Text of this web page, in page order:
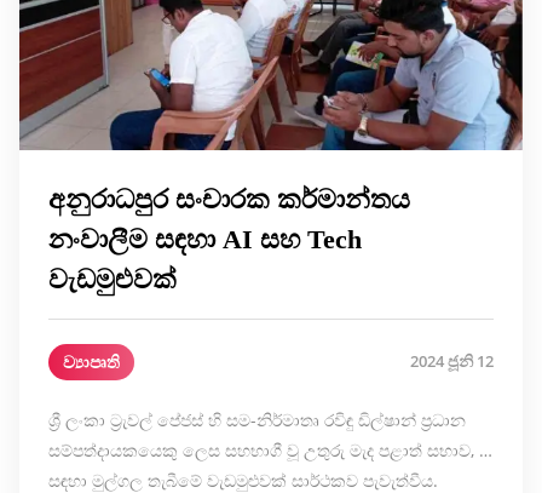
අනුරාධපුර සංචාරක කර්මාන්තය
නංවාලීම සඳහා AI සහ Tech
වැඩමුළුවක්
ව්‍යාපෘති 2024 ජූනි 12
ශ්‍රී ලංකා ට්‍රැවල් පේජස් හි සම-නිර්මාතෘ රවිඳු ඩිල්ෂාන් ප්‍රධාන
සම්පත්දායකයෙකු ලෙස සහභාගී වූ උතුරු මැද පළාත් සභාව, …
සඳහා මුල්ගල තැබීමේ වැඩමුළුවක් සාර්ථකව පැවැත්වීය.